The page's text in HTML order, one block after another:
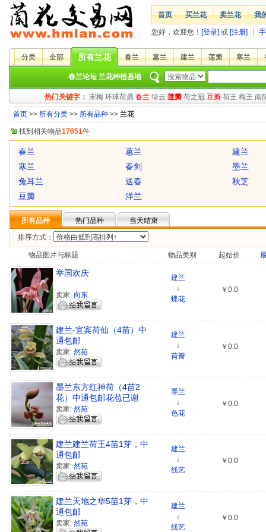
首页 买兰花 卖兰花 我
您好，欢迎您！ [登录] 或 [注册]
分类 全部 所有兰花 春兰 蕙兰 建兰 莲瓣 寒兰
春兰论坛 兰花种植基地
热门关键字： 宋梅 环球荷鼎 春兰 绿云 莲瓣 荷之冠 豆瓣 荷王 梅王 南
首页 >> 所有分类 >> 所有品种 >> 兰花
找到相关物品17651件
春兰 蕙兰
建兰
寒兰
春剑
墨兰
兔耳兰
送春
秋芝
豆瓣
洋兰
所有品种 热门品种
当天结束
排序方式：
物品图片与标题 物品类别 起始价
举国欢庆
卖家: 向东
建兰
↓
蝶花
￥0.0
建兰-宜宾荷仙（4苗）中
通包邮
卖家: 然苑
建兰
↓
荷瓣
￥0.0
墨兰东方红神荷（4苗2
花）中通包邮花苞已谢
卖家: 然苑
墨兰
↓
色花
￥0.0
建兰建兰荷王4苗1芽，中
通包邮
卖家: 然苑
建兰
↓
线艺
￥0.0
建兰天地之华5苗1芽，中
通包邮
卖家: 然苑
建兰
↓
线艺
￥0.0